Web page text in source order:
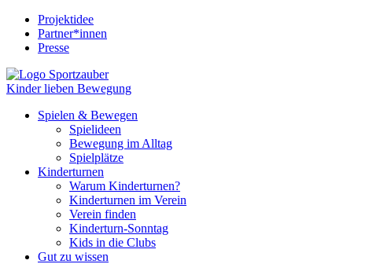
Projektidee
Partner*innen
Presse
Kinder lieben Bewegung
Spielen & Bewegen
Spielideen
Bewegung im Alltag
Spielplätze
Kinderturnen
Warum Kinderturnen?
Kinderturnen im Verein
Verein finden
Kinderturn-Sonntag
Kids in die Clubs
Gut zu wissen